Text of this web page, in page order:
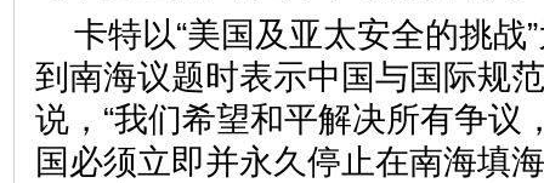
卡特以“美国及亚太安全的挑战
到南海议题时表示中国与国际规
说，“我们希望和平解决所有争议
国必须立即并永久停止在南海填